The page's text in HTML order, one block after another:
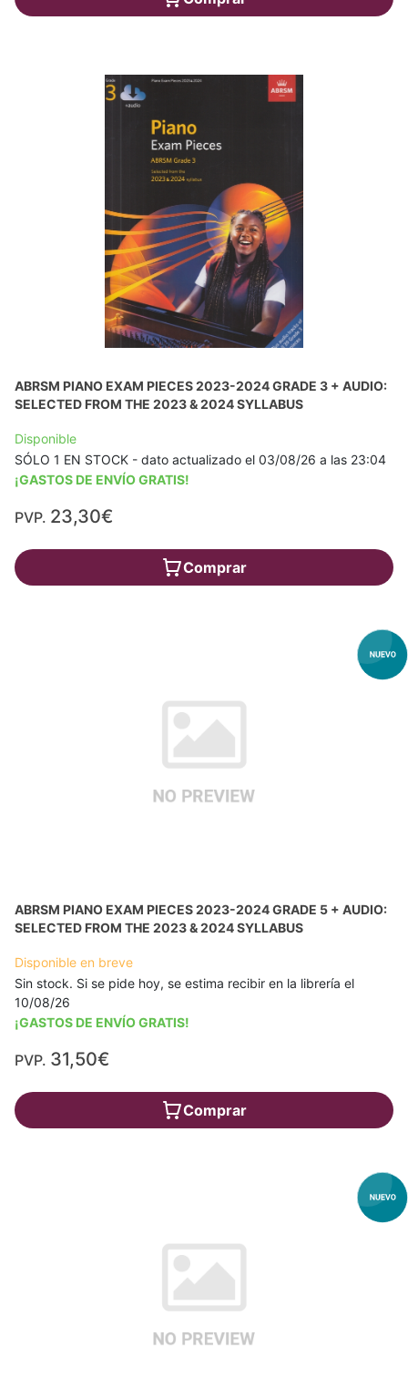
ABRSM PIANO EXAM PIECES 2023-2024 GRADE 3 + AUDIO:
SELECTED FROM THE 2023 & 2024 SYLLABUS
Disponible
SÓLO 1 EN STOCK - dato actualizado el 03/08/26 a las 23:04
¡GASTOS DE ENVÍO GRATIS!
PVP. 23,30€
Comprar
ABRSM PIANO EXAM PIECES 2023-2024 GRADE 5 + AUDIO:
SELECTED FROM THE 2023 & 2024 SYLLABUS
Disponible en breve
Sin stock. Si se pide hoy, se estima recibir en la librería el
10/08/26
¡GASTOS DE ENVÍO GRATIS!
PVP. 31,50€
Comprar